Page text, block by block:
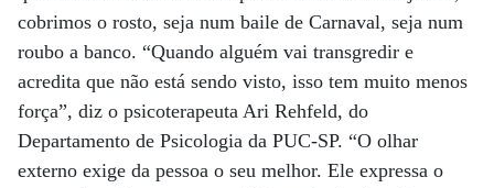
cobrimos o rosto, seja num baile de Carnaval, seja num
roubo a banco. “Quando alguém vai transgredir e
acredita que não está sendo visto, isso tem muito menos
força”, diz o psicoterapeuta Ari Rehfeld, do
Departamento de Psicologia da PUC-SP. “O olhar
externo exige da pessoa o seu melhor. Ele expressa o